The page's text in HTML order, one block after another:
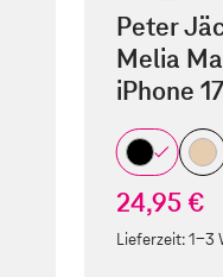
Peter
Melia
iPhone
24,95 €
Lieferzeit:1-3